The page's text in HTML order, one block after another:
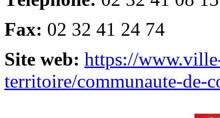
Fax: 02 32 41 24 74
Site web: https://
territoire/communaute-de-